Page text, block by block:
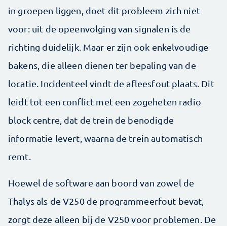
in groepen liggen, doet dit probleem zich niet
voor: uit de opeenvolging van signalen is de
richting duidelijk. Maar er zijn ook enkelvoudige
bakens, die alleen dienen ter bepaling van de
locatie. Incidenteel vindt de afleesfout plaats. Dit
leidt tot een conflict met een zogeheten radio
block centre, dat de trein de benodigde
informatie levert, waarna de trein automatisch
remt.
Hoewel de software aan boord van zowel de
Thalys als de V250 de programmeerfout bevat,
zorgt deze alleen bij de V250 voor problemen. De